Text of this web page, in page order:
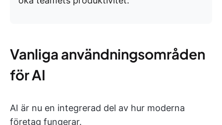
Vanliga användningsområden
för AI
AI är nu en integrerad del av hur moderna
företag fungerar.